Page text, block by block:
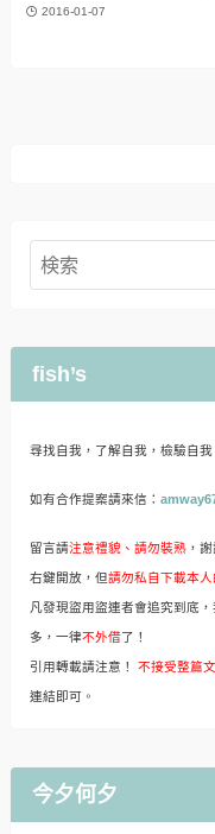
2016-01-07
fish’s
尋找自我，了解自我，檢驗自我
如有合作提案請來信：
留言請注意禮貌、請勿裝熟，謝
右鍵開放，但請勿私自下載本
凡發現盜用盜連者會追究到底
多，一律不外借了！
引用轉載請注意！ 不接受整篇
連結即可。
今夕何夕